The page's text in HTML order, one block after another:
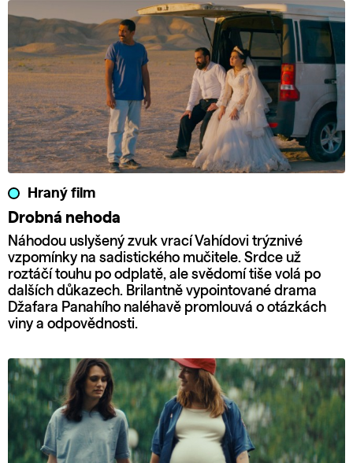
Hraný film
Drobná nehoda
Náhodou uslyšený zvuk vrací Vahídovi trýznivé
vzpomínky na sadistického mučitele. Srdce už
roztáčí touhu po odplatě, ale svědomí tiše volá po
dalších důkazech. Brilantně vypointované drama
Džafara Panahího naléhavě promlouvá o otázkách
viny a odpovědnosti.